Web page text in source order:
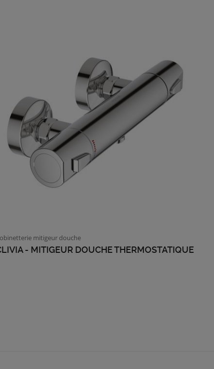
mitigeur douche
- MITIGEUR DOUCHE THERMOSTATIQUE